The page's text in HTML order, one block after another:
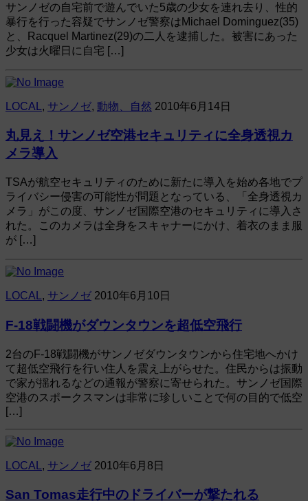
サンノゼの自宅前で遊んでいた5歳の少女を連れ去り、性的
暴行を行った容疑でサンノゼ警察はMichael Dominguez(35)
と、Racquel Martinez(29)の二人を逮捕した。被害にあった
少女は火曜日に自宅 […]
LOCAL , サンノゼ, 動物、自然 2010年6月14日
丸見え！サンノゼ空港セキュリティに全身透視カ
メラ導入
TSAが航空セキュリティのために新たに導入を始め各地でプ
ライバシー侵害の可能性が問題となっている、「全身透視カ
メラ」がこの度、サンノゼ国際空港のセキュリティに導入さ
れた。このカメラは全身をスキャナーにかけ、着衣のまま服
が […]
LOCAL , サンノゼ 2010年6月10日
F-18戦闘機がダウンタウンを超低空飛行
2台のF-18戦闘機がサンノゼダウンタウンから住宅地へかけ
て超低空飛行を行い住人を震え上がらせた。住民からは振動
で家が揺れるなどの通報が警察に寄せられた。サンノゼ国際
空港のスポークスマンは非常に珍しいことで何の目的で低空
[…]
LOCAL , サンノゼ 2010年6月8日
San Tomas走行中のドライバーが撃たれる